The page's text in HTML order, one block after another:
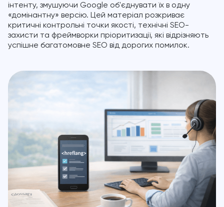
інтенту, змушуючи Google об'єднувати їх в одну
«домінантну» версію. Цей матеріал розкриває
критичні контрольні точки якості, технічні SEO-
захисти та фреймворки пріоритизації, які відрізняють
успішне багатомовне SEO від дорогих помилок.